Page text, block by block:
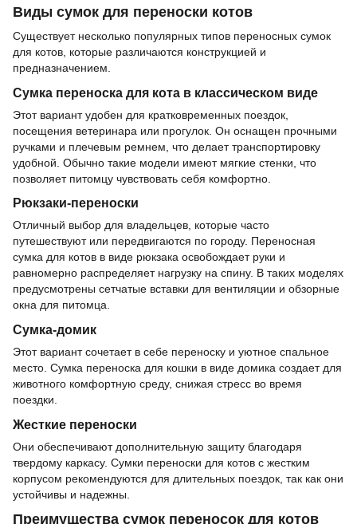
Виды сумок для переноски котов
Существует несколько популярных типов переносных сумок
для котов, которые различаются конструкцией и
предназначением.
Сумка переноска для кота в классическом виде
Этот вариант удобен для кратковременных поездок,
посещения ветеринара или прогулок. Он оснащен прочными
ручками и плечевым ремнем, что делает транспортировку
удобной. Обычно такие модели имеют мягкие стенки, что
позволяет питомцу чувствовать себя комфортно.
Рюкзаки-переноски
Отличный выбор для владельцев, которые часто
путешествуют или передвигаются по городу. Переносная
сумка для котов в виде рюкзака освобождает руки и
равномерно распределяет нагрузку на спину. В таких моделях
предусмотрены сетчатые вставки для вентиляции и обзорные
окна для питомца.
Сумка-домик
Этот вариант сочетает в себе переноску и уютное спальное
место. Сумка переноска для кошки в виде домика создает для
животного комфортную среду, снижая стресс во время
поездки.
Жесткие переноски
Они обеспечивают дополнительную защиту благодаря
твердому каркасу. Сумки переноски для котов с жестким
корпусом рекомендуются для длительных поездок, так как они
устойчивы и надежны.
Преимущества сумок переносок для котов